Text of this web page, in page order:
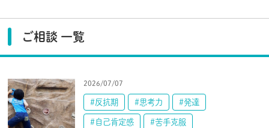
ご相談 一覧
2026/07/07
#反抗期 #思考力 #発達
#自己肯定感 #苦手克服